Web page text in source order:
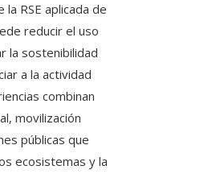
RSE aplicada de
reducir el uso
la sostenibilidad
a la actividad
combinan
movilización
públicas que
ecosistemas y la